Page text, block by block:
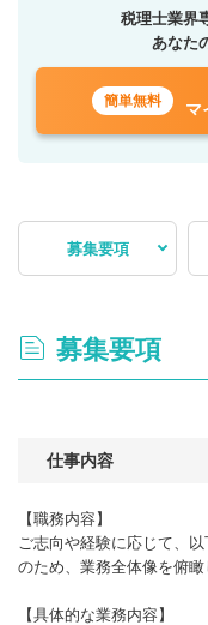
税理士業界
あなた
簡単無料
マ
募集要項
募集要項
仕事内容
【職務内容】
ご志向や経験に応じて、
のため、業務全体像を俯瞰
【具体的な業務内容】